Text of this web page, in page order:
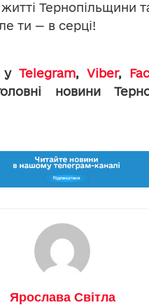
житті Тернопільщини
ти — в серці!
у Telegram, Viber,
новини
Ярослава Світла